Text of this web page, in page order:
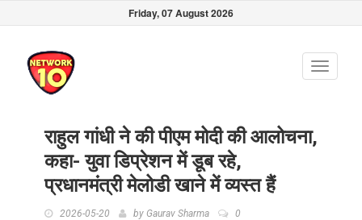
Friday, 07 August 2026
Toggle
राहुल गांधी ने की पीएम मोदी की आलोचना,
कहा- युवा डिप्रेशन में डूब रहे,
प्रधानमंत्री मेलोडी खाने में व्यस्त हैं
2026-05-20 by Gaurav Sharma 0